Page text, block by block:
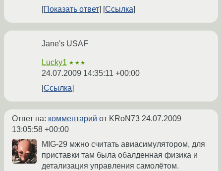
Показать ответ
Ссылка
Jane's USAF
Lucky1 ★★★
24.07.2009 14:35:11 +00:00
Ссылка
Ответ на: комментарий от KRoN73 24.07.2009
13:05:58 +00:00
MIG-29 мжно считать авиасимулятором, для
приставки там была обалденная физика и
детализация управления самолётом.